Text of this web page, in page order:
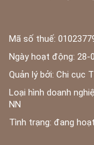
Mã số thuế:
Ngày hoạt động: 28-
Quản lý bởi: Chi cục
Loại hình doanh
NN
Tình trạng: đang